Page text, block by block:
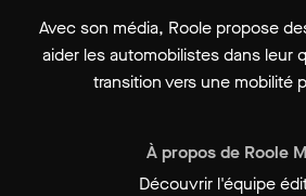
Avec son média, Roole propose
aider les automobilistes dans leur
transition vers une mobilité
À propos de Roole
Découvrir l'équipe